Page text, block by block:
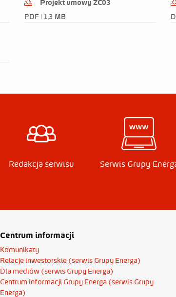
Projekt umowy ZC03
PDF | 1,3 MB
Redakcja serwisu Serwis Grupy
Centrum informacji
Komunikaty
Relacje inwestorskie (serwis Grupy Energa)
Dla mediów (serwis Grupy Energa)
Centrum informacji Grupy Energa (serwis Grupy
Energa)